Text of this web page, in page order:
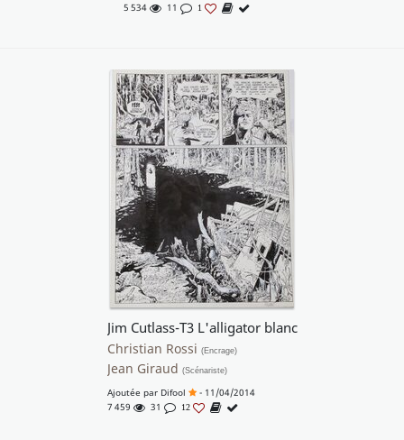
5 534
11 1
Jim Cutlass-T3 L'alligator blanc
Christian Rossi (Encrage)
Jean Giraud (Scénariste)
Ajoutée par Difool
- 11/04/2014
7 459
31 12